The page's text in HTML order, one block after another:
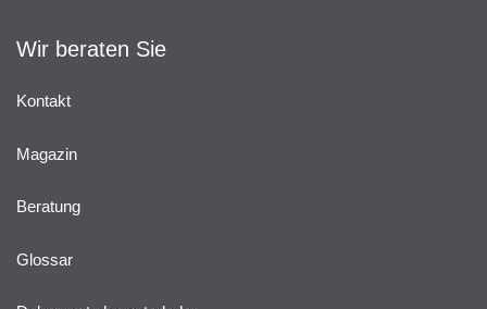
Wir beraten Sie
Kontakt
Magazin
Beratung
Glossar